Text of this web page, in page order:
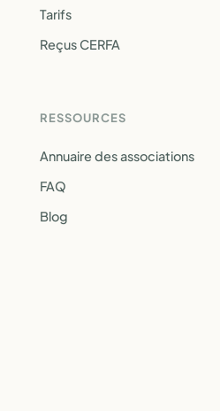
Tarifs
Reçus CERFA
RESSOURCES
Annuaire des associations
FAQ
Blog